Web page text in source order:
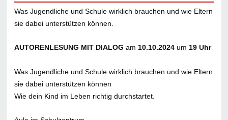
Was Jugendliche und Schule wirklich brauchen und wie Eltern
sie dabei unterstützen können.
AUTORENLESUNG MIT DIALOG am10.10.2024 um19 Uhr
Was Jugendliche und Schule wirklich brauchen und wie Eltern
sie dabei unterstützen können
Wie dein Kind im Leben richtig durchstartet.